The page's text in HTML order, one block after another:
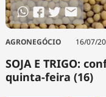
AGRONEGÓCIO 16/07/
SOJA E TRIGO:
quinta-feira (16)